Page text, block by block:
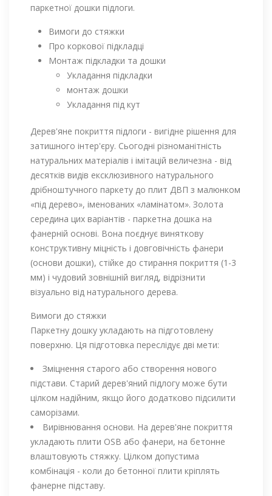
паркетної дошки підлоги.
Вимоги до стяжки
Про коркової підкладці
Монтаж підкладки та дошки
Укладання підкладки
монтаж дошки
Укладання під кут
Дерев'яне покриття підлоги - вигідне рішення для
затишного інтер'єру. Сьогодні різноманітність
натуральних матеріалів і імітацій величезна - від
десятків видів ексклюзивного натурального
дрібноштучного паркету до плит ДВП з малюнком
«під дерево», іменованих «ламінатом». Золота
середина цих варіантів - паркетна дошка на
фанерній основі. Вона поєднує виняткову
конструктивну міцність і довговічність фанери
(основи дошки), стійке до стирання покриття (1-3
мм) і чудовий зовнішній вигляд, відрізнити
візуально від натурального дерева.
Вимоги до стяжки
Паркетну дошку укладають на підготовлену
поверхню. Ця підготовка переслідує дві мети:
Зміцнення старого або створення нового
підстави. Старий дерев'яний підлогу може бути
цілком надійним, якщо його додатково підсилити
саморізами.
Вирівнювання основи. На дерев'яне покриття
укладають плити OSB або фанери, на бетонне
влаштовують стяжку. Цілком допустима
комбінація - коли до бетонної плити кріплять
фанерне підставу.